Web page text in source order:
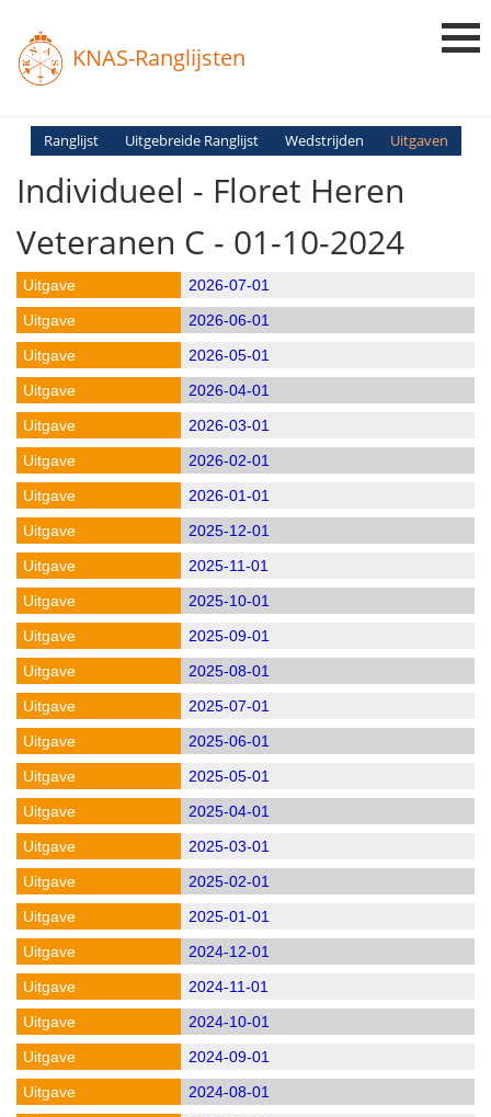
KNAS-Ranglijsten
Login
Ranglijst Uitgebreide Ranglijst Wedstrijden Uitgaven
Individueel - Floret Heren
Veteranen C - 01-10-2024
2026-07-01
2026-06-01
2026-05-01
2026-04-01
2026-03-01
2026-02-01
2026-01-01
2025-12-01
2025-11-01
2025-10-01
2025-09-01
2025-08-01
2025-07-01
2025-06-01
2025-05-01
2025-04-01
2025-03-01
2025-02-01
2025-01-01
2024-12-01
2024-11-01
2024-10-01
2024-09-01
2024-08-01